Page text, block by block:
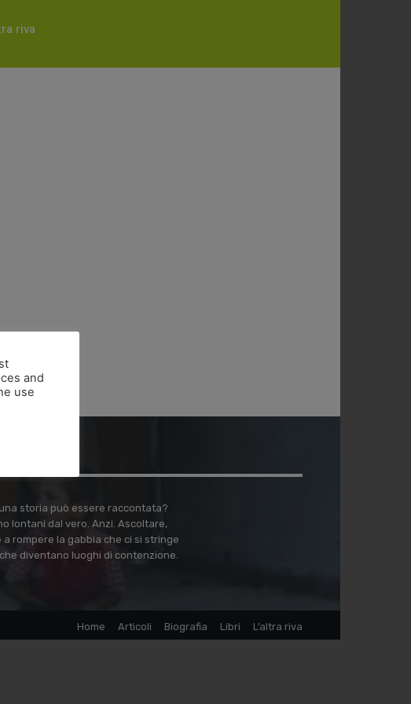
riva
storia può essere raccontata?
lontani dal vero. Anzi. Ascoltare,
rompere la gabbia che ci si stringe
diventano luoghi di contenzione.
Home Articoli Biografia Libri L’altra riva
and
use